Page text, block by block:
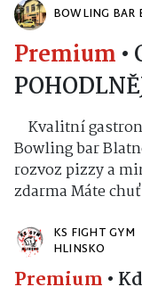
BOWLING BAR
Premium •
Kvalitní
Bowling bar
rozvoz pizzy a
zdarma Máte
KS FIGHT GYM
HLINSKO
Premium •